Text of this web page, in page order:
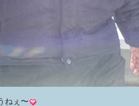
ねぇ〜